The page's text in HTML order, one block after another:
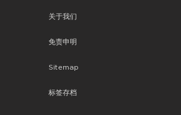
关于我们
免责申明
Sitemap
标签存档